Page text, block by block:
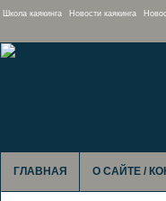
Школа каякинга Новости каякинга
ГЛАВНАЯ О САЙТЕ /